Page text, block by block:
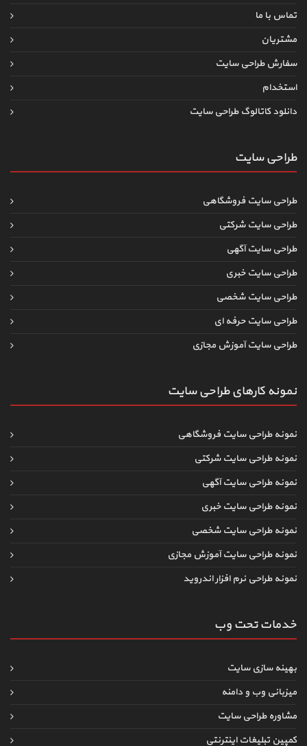
تماس با ما
مشتریان
سفارش طراحی سایت
استخدام
دانلود کاتالوگ طراحی سایت
طراحی سایت
طراحی سایت فروشگاهی
طراحی سایت شرکتی
طراحی سایت آگهی
طراحی سایت خبری
طراحی سایت شخصی
طراحی سایت حرفه ای
طراحی سایت آموزش مجازی
نمونه کارهای طراحی سایت
نمونه طراحی سایت فروشگاهی
نمونه طراحی سایت شرکتی
نمونه طراحی سایت آگهی
نمونه طراحی سایت خبری
نمونه طراحی سایت شخصی
نمونه طراحی سایت آموزش مجازی
نمونه طراحی نرم افزار اندروید
خدمات تحت وب
بهینه سازی سایت
میزبانی وب و دامنه
مشاوره طراحی سایت
کمپین تبلیغات اینترنتی